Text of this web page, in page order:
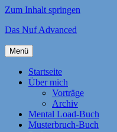
Zum Inhalt springen
Das Nuf Advanced
Menü
Startseite
Über mich
Vorträge
Archiv
Mental Load-Buch
Musterbruch-Buch